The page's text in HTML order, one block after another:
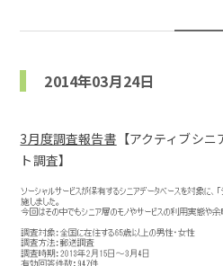
2014年03月24日
3月度調査報告書 【アクティブシ
ト調査】